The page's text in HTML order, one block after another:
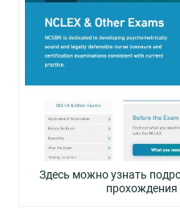
Здесь можно узнать
прохождения